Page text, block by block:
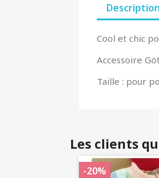
Description
Cool et chic
Accessoire
Taille : pour
Les clients
-20%